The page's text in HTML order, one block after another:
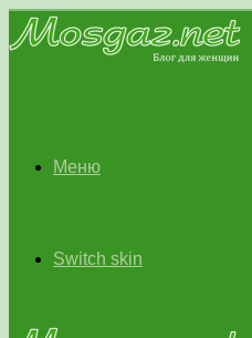
Меню
Switch skin